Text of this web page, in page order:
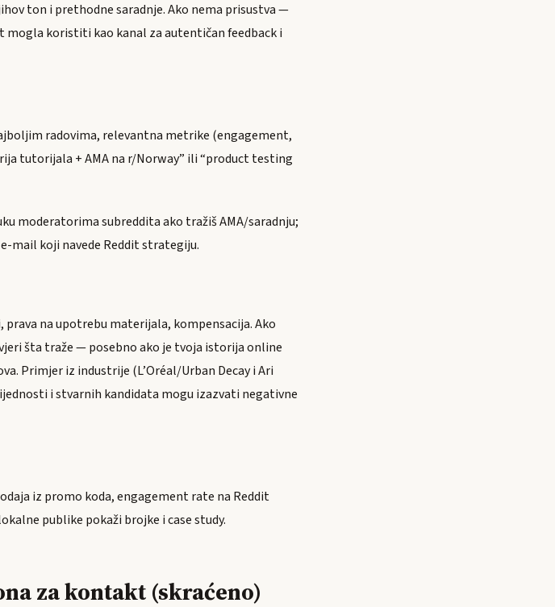
ton i prethodne saradnje. Ako nema prisustva —
mogla koristiti kao kanal za autentičan feedback i
radovima, relevantna metrike (engagement,
tutorijala + AMA na r/Norway” ili “product testing
moderatorima subreddita ako tražiš AMA/saradnju;
mail koji navede Reddit strategiju.
na upotrebu materijala, kompensacija. Ako
šta traže — posebno ako je tvoja istorija online
Primjer iz industrije (L’Oréal/Urban Decay i Ari
i stvarnih kandidata mogu izazvati negativne
iz promo koda, engagement rate na Reddit
publike pokaži brojke i case study.
za kontakt (skraćeno)